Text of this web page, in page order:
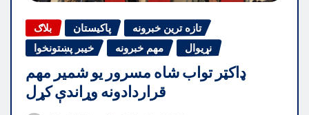
بلاګ پاکیستان
تازه ترین خبرونه
خیبر پښتونخوا
مهم خبرونه نړیوال
ډاکټر تواب شاه مسرور یو شمیر مهم
قراردادونه وړاندې کړل